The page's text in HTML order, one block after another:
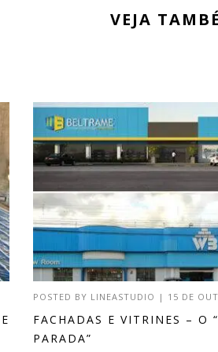
VEJA
POSTED BY LINEASTUDIO | 15 DE
FACHADAS E VITRINES – O
PARADA”